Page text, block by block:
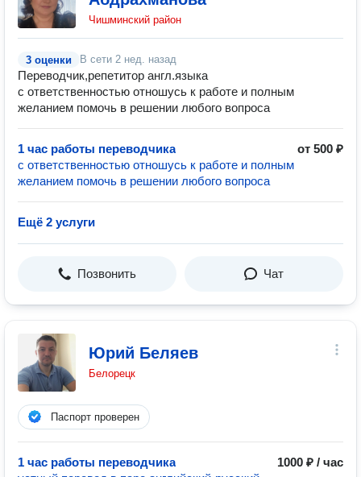
Чишминский район
3 оценки В сети 2 нед. назад
Переводчик,репетитор англ.языка
с ответственностью отношусь к работе и полным
желанием помочь в решении любого вопроса
1 час работы переводчика
от 500 ₽
с ответственностью отношусь к работе и полным
желанием помочь в решении любого вопроса
Ещё 2 услуги
Позвонить Чат
Юрий Беляев
Белорецк
Паспорт проверен
1 час работы переводчика
1000 ₽ / час